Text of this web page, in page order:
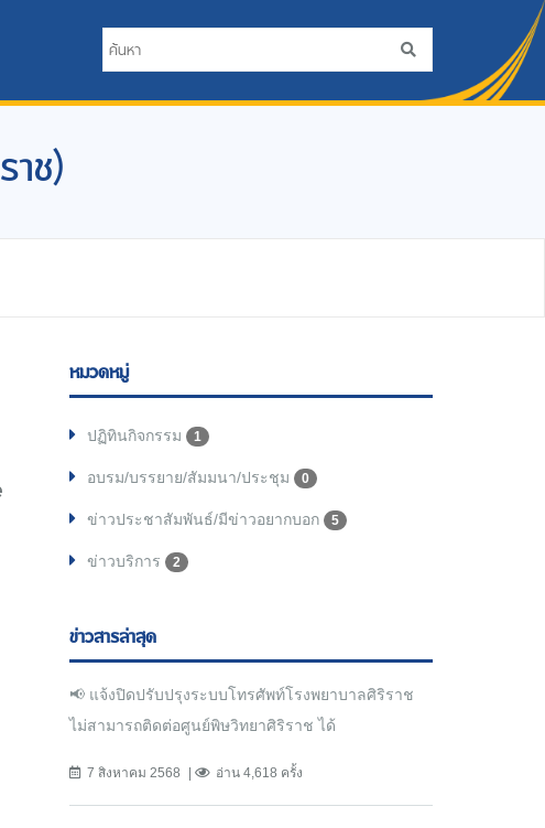
ช)
หมวดหมู่
ปฏิทินกิจกรรม 1
อบรม/บรรยาย/สัมมนา/ประชุม 0
ข่าวประชาสัมพันธ์/มีข่าวอยากบอก 5
ข่าวบริการ 2
ข่าวสารล่าสุด
📢 แจ้งปิดปรับปรุงระบบโทรศัพท์โรงพยาบาลศิริราช
ไม่สามารถติดต่อศูนย์พิษวิทยาศิริราช ได้
7 สิงหาคม 2568 อ่าน 4,618 ครั้ง